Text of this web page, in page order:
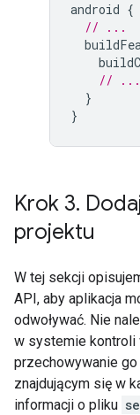
android {
// ...
// ...
}
}
Krok 3.
projektu
W tej sekcji
API, aby aplikacja
odwoływać. Nie
w systemie kontroli
przechowywanie
znajdującym się w
informacji o pliku